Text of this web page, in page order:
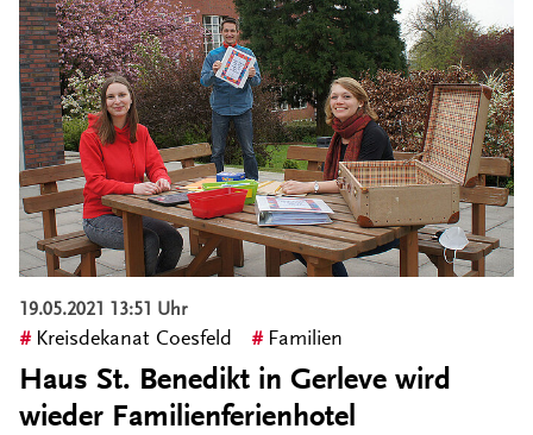
19.05.2021 13:51 Uhr
Kreisdekanat Coesfeld Familien
Haus St. Benedikt in Gerleve wird
wieder Familienferienhotel